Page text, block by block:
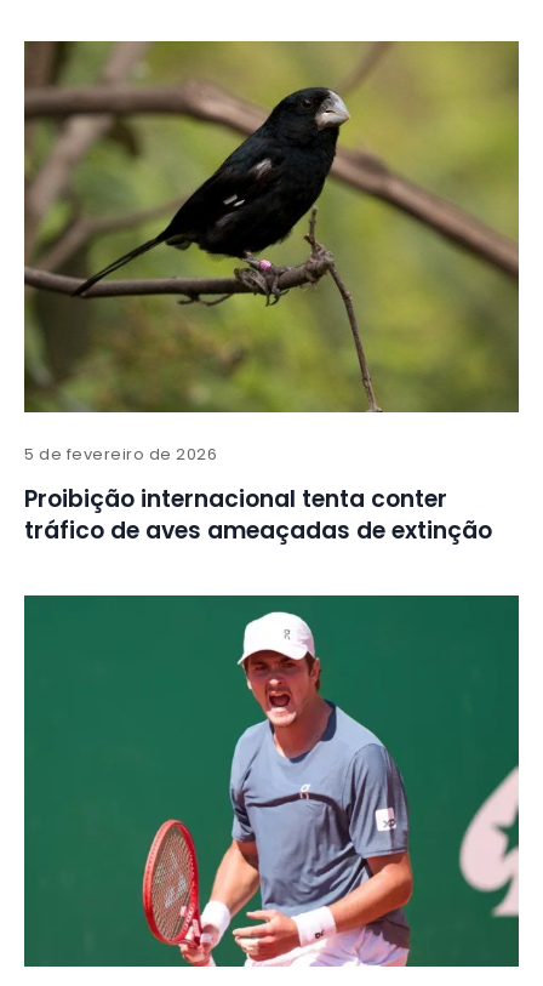
5 de fevereiro de 2026
Proibição internacional tenta conter
tráfico de aves ameaçadas de extinção